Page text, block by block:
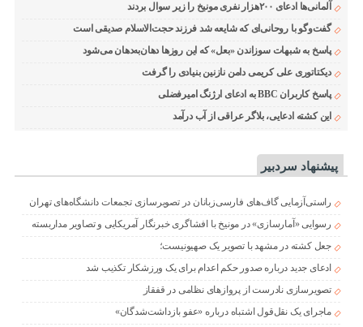
آلمانی‌ها ادعای ۲۰۰هزار نفری مونیخ را زیر سوال بردند
گفت‌وگو با روحانی‌ای که شایعه شد فرزند حجت‌الاسلام صدیقی است
پاسخ به شبهات سوزاندن «بعل» که این روزها دهان‌به‌دهان می‌شود
دیکتاتوری علی کریمی دامن نازنین بنیادی را گرفت
پاسخ کاربران BBC به ادعای ارژنگ امیرفضلی
این کشته ادعایی، بلاگر عراقی از آب درآمد
پیشنهاد سردبیر
راستی‌آزمایی گاف‌های فارسی‌زبانان در تصویرسازی تجمعات دانشگاه‌های تهران
رسوایی «آمارسازی» در مونیخ با افشاگری خبرنگار آمریکایی و تصاویر مداربسته
جعل کشته در مشهد با تصویر یک صهیونیست؛
ادعای جدید درباره صدور حکم اعدام برای یک ورزشکار تکذیب شد
تصویرسازی نادرست از پروازهای نظامی در قفقاز
ماجرای یک نقل‌قول اشتباه درباره «عفو بازداشت‌شدگان»